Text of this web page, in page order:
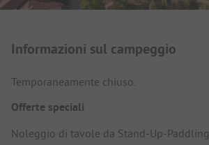
Informazioni sul campeggio
Temporaneamente chiuso.
Offerte speciali
Noleggio di tavole da Stand-Up-Paddling.